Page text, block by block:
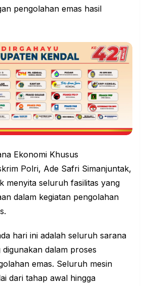
pengolahan emas hasil
Ekonomi Khusus
Polri, Ade Safri Simanjuntak,
menyita seluruh fasilitas yang
dalam kegiatan pengolahan
hari ini adalah seluruh sarana
dalam proses
emas. Seluruh mesin
dari tahap awal hingga